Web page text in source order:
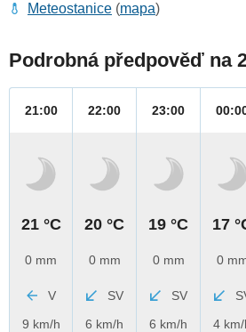
Meteostanice (mapa)
Podrobná předpověď na
21:00
21 °C
0 mm
V
9 km/h
22:00
20 °C
0 mm
SV
6 km/h
23:00
19 °C
0 mm
SV
6 km/h
17
0
4 km/